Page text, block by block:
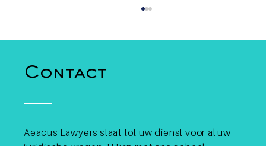
Contact
Aeacus Lawyers staat tot uw dienst voor al uw